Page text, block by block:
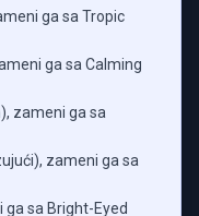
ga sa Tropic
ga sa Calming
zameni ga sa
zameni ga sa
ga sa Bright-Eyed